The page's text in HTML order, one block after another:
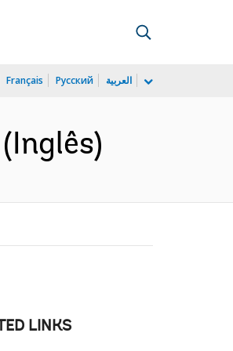
Français Русский العربية
LINKS